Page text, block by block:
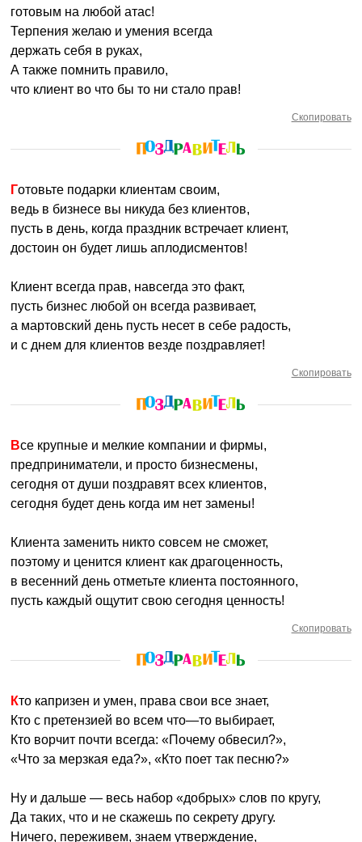
готовым на любой атас!
Терпения желаю и умения всегда
держать себя в руках,
А также помнить правило,
что клиент во что бы то ни стало прав!
Скопировать
Готовьте подарки клиентам своим,
ведь в бизнесе вы никуда без клиентов,
пусть в день, когда праздник встречает клиент,
достоин он будет лишь аплодисментов!
Клиент всегда прав, навсегда это факт,
пусть бизнес любой он всегда развивает,
а мартовский день пусть несет в себе радость,
и с днем для клиентов везде поздравляет!
Скопировать
Все крупные и мелкие компании и фирмы,
предприниматели, и просто бизнесмены,
сегодня от души поздравят всех клиентов,
сегодня будет день когда им нет замены!
Клиента заменить никто совсем не сможет,
поэтому и ценится клиент как драгоценность,
в весенний день отметьте клиента постоянного,
пусть каждый ощутит свою сегодня ценность!
Скопировать
Кто капризен и умен, права свои все знает,
Кто с претензией во всем что—то выбирает,
Кто ворчит почти всегда: «Почему обвесил?»,
«Что за мерзкая еда?», «Кто поет так песню?»
Ну и дальше — весь набор «добрых» слов по кругу,
Да таких, что и не скажешь по секрету другу.
Ничего, переживем, знаем утверждение,